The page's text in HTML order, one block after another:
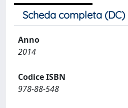
Scheda completa (DC)
Anno
2014
Codice ISBN
978-88-548